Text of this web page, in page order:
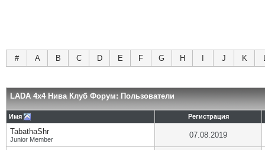
# A B C D E F G H J K
LADA 4x4 Нива Клуб Форум: Пользователи
Имя Регистрация
TabathaShr
Junior Member 07.08.2019